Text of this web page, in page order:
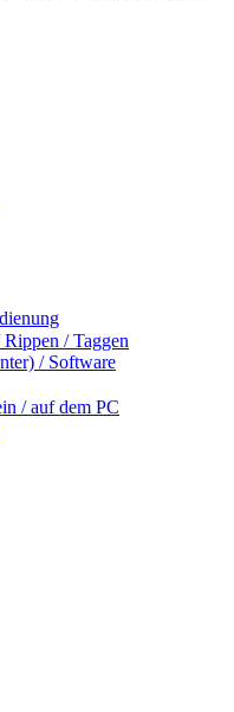
/ Taggen
/ Software
/ auf dem PC